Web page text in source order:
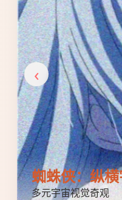
蜘蛛侠：纵
多元宇宙视觉奇观
‹